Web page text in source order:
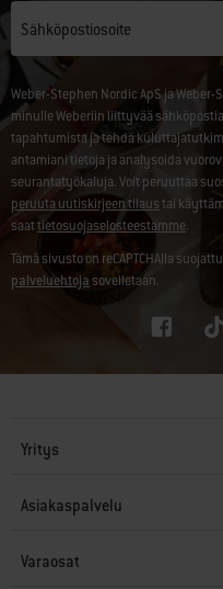
Sähköpostiosoite
Weber-Stephen Nordic ApS ja
minulle Weberiin liittyvää
tapahtumista ja tehdä
antamiani tietoja ja analysoida
seurantatyökaluja. Voit peruuttaa
peruuta uutiskirjeen tilaustai
saattietosuojaselosteestamme.
Tämä sivusto on reCAPTCHAlla
palveluehtoja sovelletaan.
Yritys
Asiakaspalvelu
Varaosat